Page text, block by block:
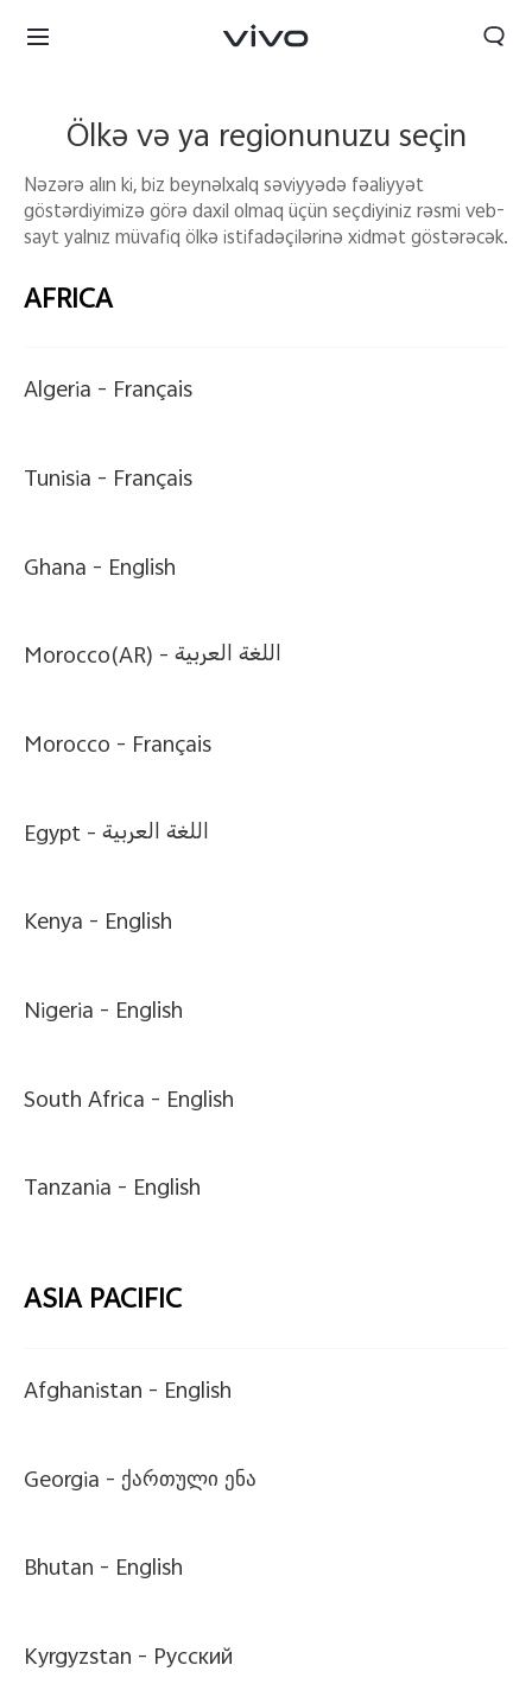
Ölkə və ya regionunuzu seçin
Nəzərə alın ki, biz beynəlxalq səviyyədə fəaliyyət
göstərdiyimizə görə daxil olmaq üçün seçdiyiniz rəsmi veb-
sayt yalnız müvafiq ölkə istifadəçilərinə xidmət göstərəcək.
AFRICA
Algeria - Français
Tunisia - Français
Ghana - English
Morocco(AR) -اللغة العربية
Morocco - Français
Egypt -اللغة العربية
Kenya - English
Nigeria - English
South Africa - English
Tanzania - English
ASIA PACIFIC
Afghanistan - English
Georgia -ქართული ენა
Bhutan - English
Kyrgyzstan - Pусский